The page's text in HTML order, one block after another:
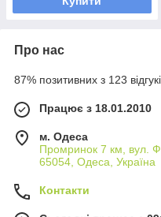
Про нас
87% позитивних з 123
Працює з 18.01.2010
м. Одеса
Промринок 7 км, вул.
65054, Одеса, Україна
Контакти